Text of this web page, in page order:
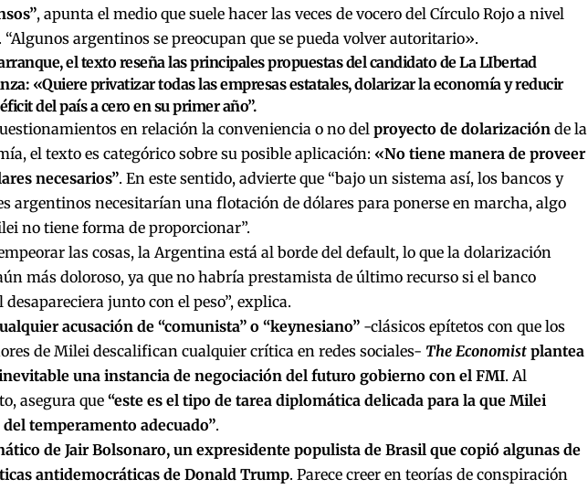
, apunta el medio que suele hacer las veces de vocero del Círculo Rojo a nivel
“Algunos argentinos se preocupan que se pueda volver autoritario».
el texto reseña las principales propuestas del candidato de La LIbertad
«Quiere privatizar todas las empresas estatales, dolarizar la economía y reducir
del país a cero en su primer año”.
en relación la conveniencia o no del proyecto de dolarizaciónde la
el texto es categórico sobre su posible aplicación: «No tiene manera de proveer
necesarios”. En este sentido, advierte que “bajo un sistema así, los bancos y
argentinos necesitarían una flotación de dólares para ponerse en marcha, algo
no tiene forma de proporcionar”.
las cosas, la Argentina está al borde del default, lo que la dolarización
más doloroso, ya que no habría prestamista de último recurso si el banco
desapareciera junto con el peso”, explica.
acusación de “comunista” o “keynesiano”-clásicos epítetos con que los
de Milei descalifican cualquier crítica en redes sociales- The Economistplantea
una instancia de negociación del futuro gobierno con el FMI. Al
asegura que“este es el tipo de tarea diplomática delicada para la que Milei
del temperamento adecuado”.
de Jair Bolsonaro, un expresidente populista de Brasil que copió algunas de
antidemocráticas de Donald Trump. Parece creer en teorías de conspiración